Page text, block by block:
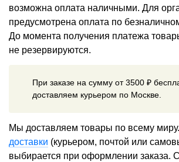
возможна оплата наличными. Для
предусмотрена оплата по
До момента получения платежа
не резервируются.
При заказе на сумму от 3500 ₽
доставляем курьером по Москве.
Мы доставляем товары по всему миру.
доставки (курьером, почтой или
выбирается при оформлении заказа.